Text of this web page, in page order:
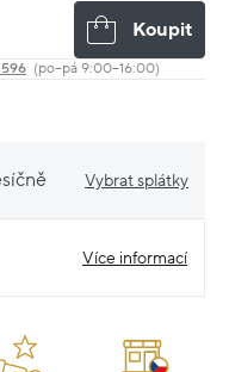
Koupit
(po–pá 9:00–16:00)
Vybrat splátky
Více informací